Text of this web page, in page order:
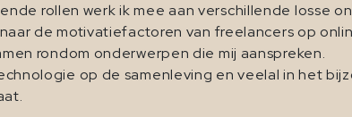
rollen werk ik mee aan verschillende losse
de motivatiefactoren van freelancers op
rondom onderwerpen die mij aanspreken.
op de samenleving en veelal in het